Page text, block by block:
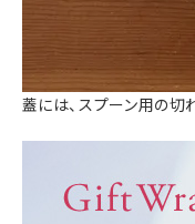
蓋には、スプーン用の切